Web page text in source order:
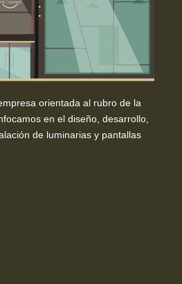
orientada al rubro de la
en el diseño, desarrollo,
de luminarias y pantallas